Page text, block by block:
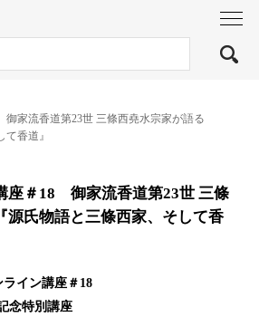
家流香道第23世 三條西堯水宗家が語る
て香道』
座＃18 御家流香道第23世 三條
源氏物語と三條西家、そして香
イン講座＃18
念特別講座